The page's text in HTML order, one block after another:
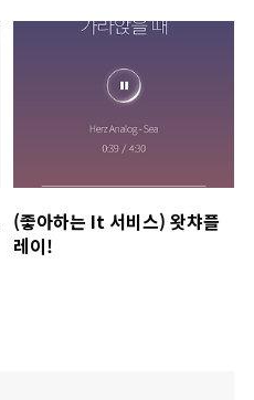
(좋아하는 It 서비스) 왓챠플
레이!